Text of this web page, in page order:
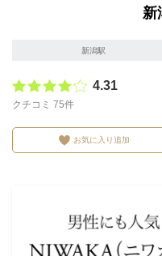
新
新潟駅
4.31
クチコミ 75件
お気に入り追加